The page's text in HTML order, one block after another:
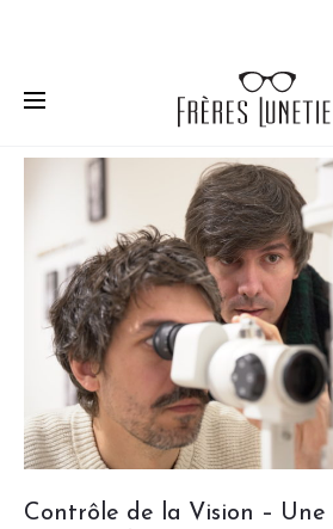
Contrôle de la Vision – Une